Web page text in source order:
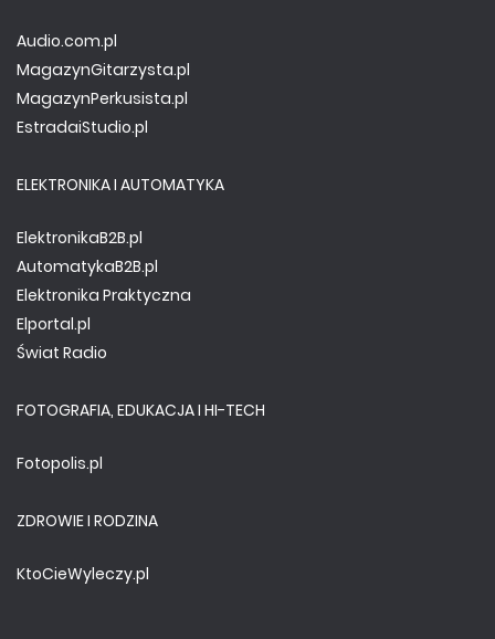
Audio.com.pl
MagazynGitarzysta.pl
MagazynPerkusista.pl
EstradaiStudio.pl
ELEKTRONIKA I AUTOMATYKA
ElektronikaB2B.pl
AutomatykaB2B.pl
Elektronika Praktyczna
Elportal.pl
Świat Radio
FOTOGRAFIA, EDUKACJA I HI-TECH
Fotopolis.pl
ZDROWIE I RODZINA
KtoCieWyleczy.pl